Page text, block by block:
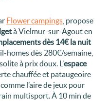
Flower campings, propose
à Vielmur-sur-Agout en
dès 14€ la nuit
homes dès 280€/semaine,
à prix doux. L’espace
chauffée et pataugeoire
l’aire de jeux pour
multisport. À 10 min de